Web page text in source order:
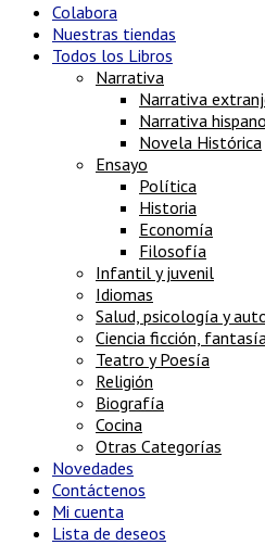
Colabora
Nuestras tiendas
Todos los Libros
Narrativa
Narrativa
Narrativa
Novela Histórica
Ensayo
Política
Historia
Economía
Filosofía
Infantil y juvenil
Idiomas
Salud, psicología y
Ciencia ficción,
Teatro y Poesía
Religión
Biografía
Cocina
Otras Categorías
Novedades
Contáctenos
Mi cuenta
Lista de deseos